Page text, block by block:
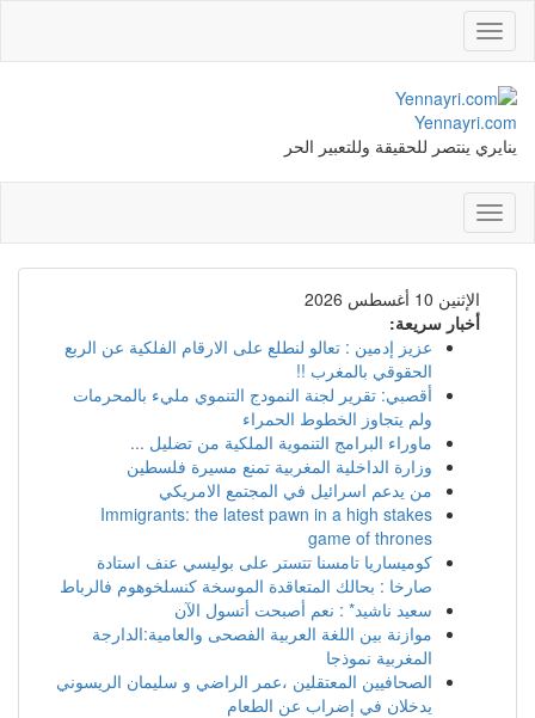
Toggle
navigation
Yennayri.com
ينايري ينتصر للحقيقة وللتعبير الحر
Toggle
navigation
الإثنين 10 أغسطس 2026
أخبار سريعة:
عزيز إدمين : تعالو لنطلع على الارقام الفلكية عن الربع
الحقوقي بالمغرب !!
أقصبي: تقرير لجنة النمودج التنموي مليء بالمحرمات
ولم يتجاوز الخطوط الحمراء
ماوراء البرامج التنموية الملكية من تضليل ...
وزارة الداخلية المغربية تمنع مسيرة فلسطين
من يدعم اسرائيل في المجتمع الامريكي
Immigrants: the latest pawn in a high stakes
game of thrones
كوميساريا تامسنا تتستر على بوليسي عنف استادة
صارخا : بحالك المتعاقدة الموسخة كنسلخوهوم فالرباط
سعيد ناشيد* : نعم أصبحت أتسول الآن
موازنة بين اللغة العربية الفصحى والعامية:الدارجة
المغربية نموذجا
الصحافيين المعتقلين ،عمر الراضي و سليمان الريسوني
يدخلان في إضراب عن الطعام